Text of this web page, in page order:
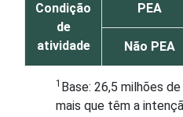
Condição
de
atividade
PEA
Não PEA
1 Base: 26,5 milhões
mais que têm a